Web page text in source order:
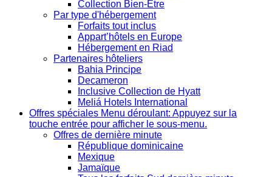
Collection Bien-Être
Par type d'hébergement
Forfaits tout inclus
Appart’hôtels en Europe
Hébergement en Riad
Partenaires hôteliers
Bahia Principe
Decameron
Inclusive Collection de Hyatt
Meliá Hotels International
Offres spéciales Menu déroulant: Appuyez sur la
touche entrée pour afficher le sous-menu.
Offres de dernière minute
République dominicaine
Mexique
Jamaïque